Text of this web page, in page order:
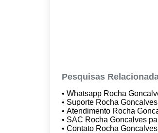
Pesquisas
• Whatsapp Rocha
• Suporte Rocha
• Atendimento Rocha
• SAC Rocha Goncalves
• Contato Rocha